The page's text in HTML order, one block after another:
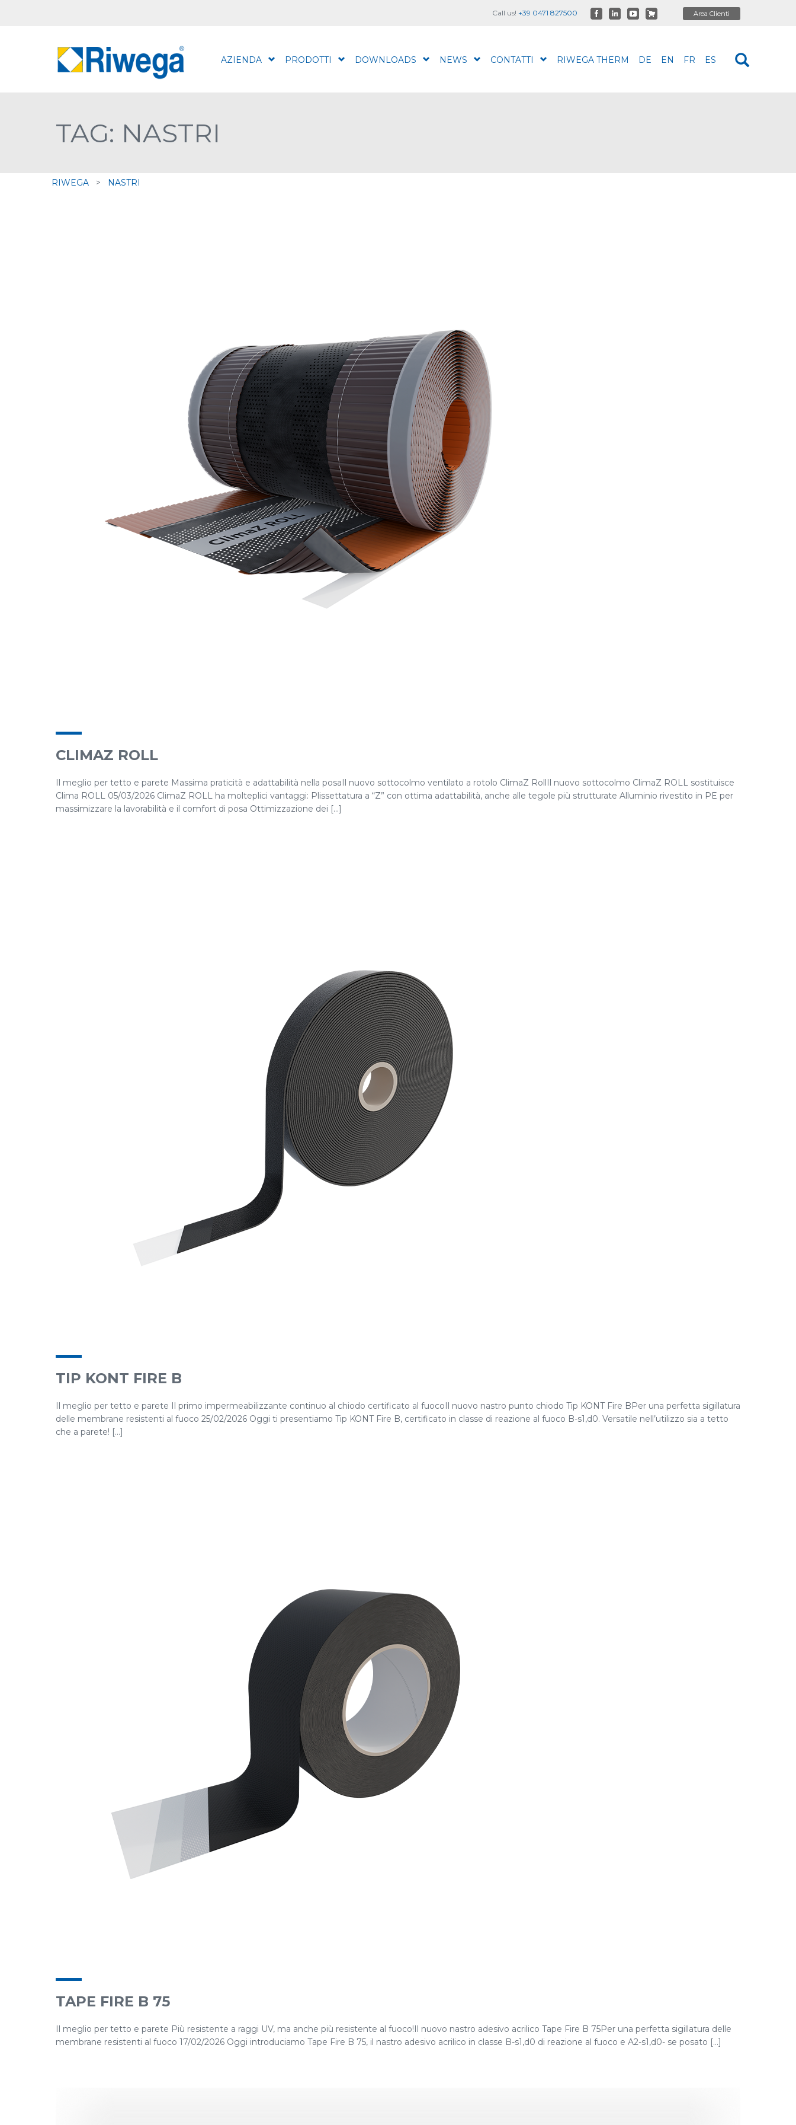
AZIENDA PRODOTTI DOWNLOADS NEWS CONTATTI RIWEGA THERM DE EN FR ES
Call us! +39 0471 827500
TAG: NASTRI
RIWEGA > NASTRI
CLIMAZ ROLL
Il meglio per tetto e parete Massima praticità e adattabilità nella posaIl nuovo sottocolmo ventilato a rotolo ClimaZ RollIl nuovo sottocolmo ClimaZ ROLL sostituisce
Clima ROLL 05/03/2026 ClimaZ ROLL ha molteplici vantaggi: Plissettatura a “Z” con ottima adattabilità, anche alle tegole più strutturate Alluminio rivestito in PE per
massimizzare la lavorabilità e il comfort di posa Ottimizzazione dei [...]
TIP KONT FIRE B
Il meglio per tetto e parete Il primo impermeabilizzante continuo al chiodo certificato al fuocoIl nuovo nastro punto chiodo Tip KONT Fire BPer una perfetta sigillatura
delle membrane resistenti al fuoco 25/02/2026 Oggi ti presentiamo Tip KONT Fire B, certificato in classe di reazione al fuoco B-s1,d0. Versatile nell’utilizzo sia a tetto
che a parete! [...]
TAPE FIRE B 75
Il meglio per tetto e parete Più resistente a raggi UV, ma anche più resistente al fuoco!Il nuovo nastro adesivo acrilico Tape Fire B 75Per una perfetta sigillatura delle
membrane resistenti al fuoco 17/02/2026 Oggi introduciamo Tape Fire B 75, il nastro adesivo acrilico in classe B-s1,d0 di reazione al fuoco e A2-s1,d0- se posato [...]